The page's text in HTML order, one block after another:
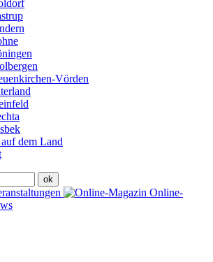
Vörden
dem Land
Online-